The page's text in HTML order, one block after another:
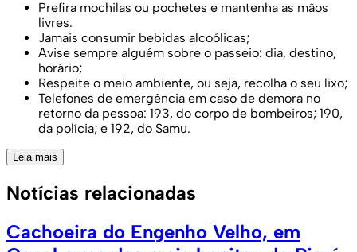
Prefira mochilas ou pochetes e mantenha as mãos
livres.
Jamais consumir bebidas alcoólicas;
Avise sempre alguém sobre o passeio: dia, destino,
horário;
Respeite o meio ambiente, ou seja, recolha o seu lixo;
Telefones de emergência em caso de demora no
retorno da pessoa: 193, do corpo de bombeiros; 190,
da polícia; e 192, do Samu.
Leia mais
Notícias relacionadas
Cachoeira do Engenho Velho, em